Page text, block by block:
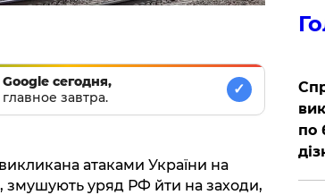
сегодня,
завтра.
✓
атаками України на
змушують уряд РФ йти на заходи,
по